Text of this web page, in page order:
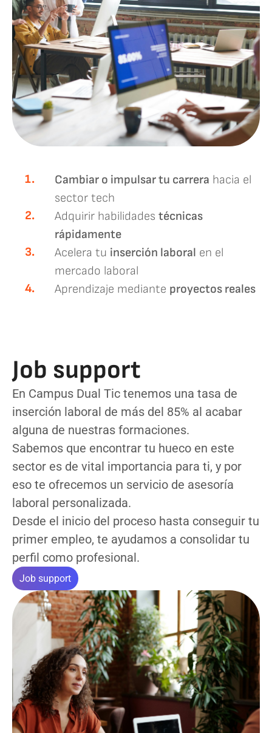
1. Cambiar o impulsar tu carrera hacia el
sector tech
2.
Adquirir habilidades técnicas
rápidamente
3.
Acelera tu inserción laboral en el
mercado laboral
4.
Aprendizaje mediante proyectos reales
Job support
En Campus Dual Tic tenemos una tasa de
inserción laboral de más del 85% al acabar
alguna de nuestras formaciones.
Sabemos que encontrar tu hueco en este
sector es de vital importancia para ti, y por
eso te ofrecemos un servicio de asesoría
laboral personalizada.
Desde el inicio del proceso hasta conseguir tu
primer empleo, te ayudamos a consolidar tu
perfil como profesional.
Job support